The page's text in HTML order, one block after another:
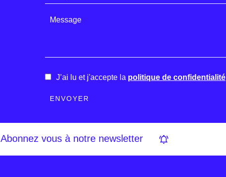
J’ai lu et j'accepte la politique de confidentialité
ENVOYER
Abonnez vous à notre newsletter